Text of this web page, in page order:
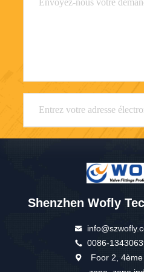
Shenzhen Wofly
0086-
Foor 2,